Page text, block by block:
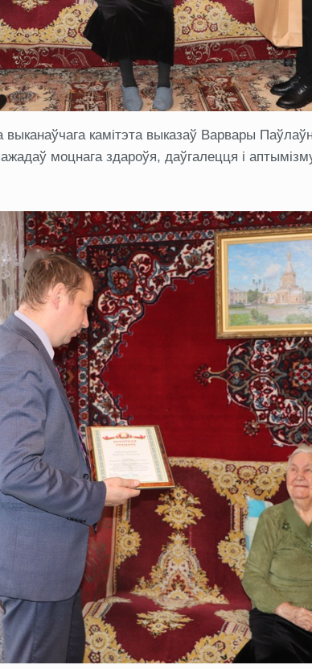
выканаўчага камітэта выказаў Варвары
моцнага здароўя, даўгалецця і